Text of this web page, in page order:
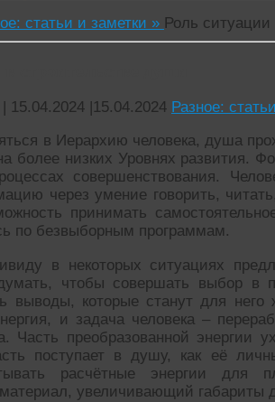
статьи и заметки » Роль
| 15.04.2024 |15.04.2024 Разное:
в Иерархию человека, душа
более низких Уровнях развития.
совершенствования.
через умение говорить,
принимать
по безвыборным программам.
в некоторых ситуациях
чтобы совершать выбор в
выводы, которые станут для
и задача человека –
Часть преобразованной
поступает в душу, как её
расчётные энергии для
увеличивающий габариты